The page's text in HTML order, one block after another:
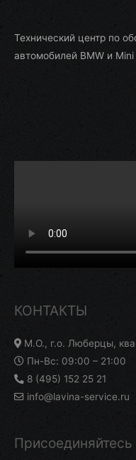
Технический центр по
автомобилей BMW и Mini
КОНТАКТЫ
М.О., г.о. Люберцы,
Пн-Вс: 09:00 – 21:00
8 (495) 152 25 21
info@lavina-service.ru
Присоединяйтесь